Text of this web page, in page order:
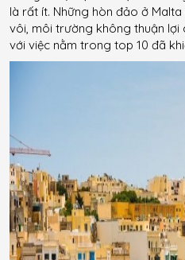
là rất ít. Những hòn đảo ở
vôi, môi trường không thuận lợi
với việc nằm trong top 10 đã